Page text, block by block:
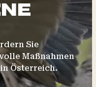
Sie
Maßnahmen
Österreich.